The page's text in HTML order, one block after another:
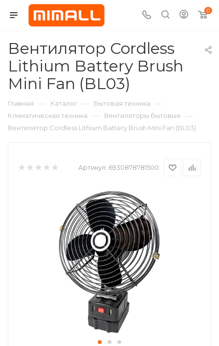
0
Вентилятор Cordless
Lithium Battery Brush
Mini Fan (BL03)
Главная — Каталог — Бытовая техника —
Климатическая техника — Вентиляторы бытовые —
Вентилятор Cordless Lithium Battery Brush Mini Fan (BL03)
Артикул: 6930878781500